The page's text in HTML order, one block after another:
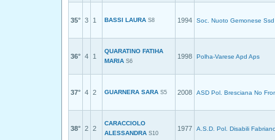
35° 3 1 BASSI LAURA S8 1994 Soc. Nuoto Gemonese Ssd
36° 4 1
QUARATINO FATIHA
MARIA S6
1998 Polha-Varese Apd Aps
37° 4 2 GUARNERA SARA S5 2008 ASD Pol. Bresciana No
38° 2 2
CARACCIOLO
ALESSANDRA S10
1977 A.S.D. Pol. Disabili